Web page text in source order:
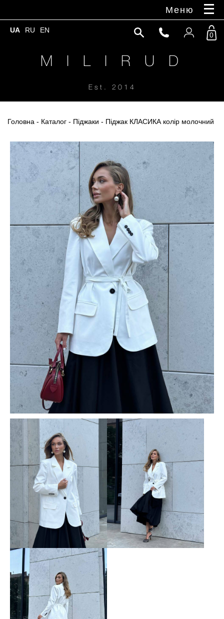
Меню
UA RU EN
M I L I R U D
Est. 2014
0
Головна - Каталог - Піджаки - Піджак КЛАСИКА колір молочний